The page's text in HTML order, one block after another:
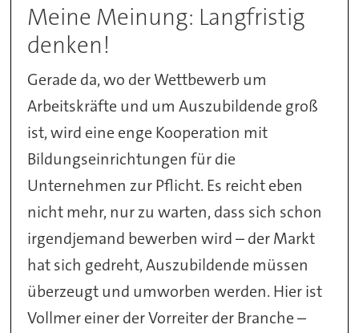
Meine Meinung: Langfristig
denken!
Gerade da, wo der Wettbewerb um
Arbeitskräfte und um Auszubildende groß
ist, wird eine enge Kooperation mit
Bildungseinrichtungen für die
Unternehmen zur Pflicht. Es reicht eben
nicht mehr, nur zu warten, dass sich schon
irgendjemand bewerben wird – der Markt
hat sich gedreht, Auszubildende müssen
überzeugt und umworben werden. Hier ist
Vollmer einer der Vorreiter der Branche –